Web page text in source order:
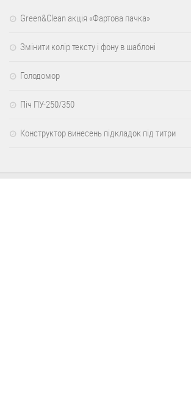
Green&Clean акція «Фартова пачка»
Змінити колір тексту і фону в шаблоні
Голодомор
Піч ПУ-250/350
Конструктор винесень підкладок під титри